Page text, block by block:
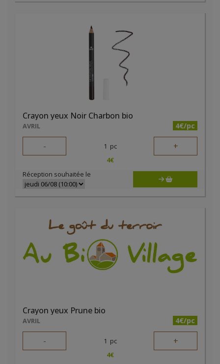
Crayon yeux Noir Charbon bio
AVRIL 4€/pc
- 1 pc +
4€
Réception souhaitée le
Crayon yeux Prune bio
AVRIL 4€/pc
- 1 pc +
4€